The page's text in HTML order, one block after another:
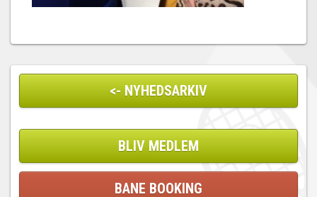
<- NYHEDSARKIV
BLIV MEDLEM
BANE BOOKING